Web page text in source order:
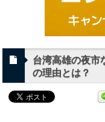
台湾高雄の夜市
の理由とは？